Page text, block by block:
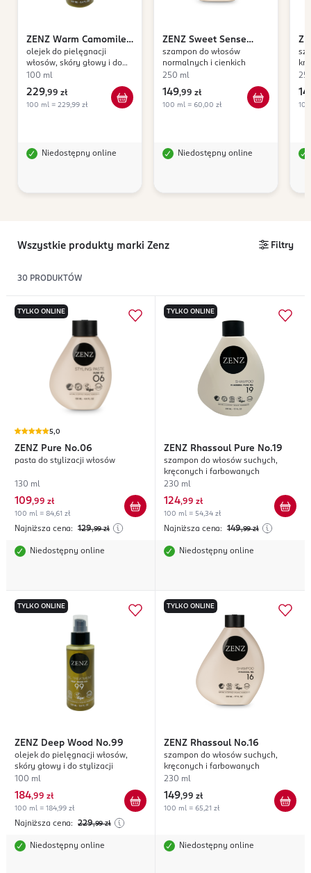
ZENZ Warm Camomile
No.98
olejek do pielęgnacji
włosów, skóry głowy i do
stylizacji
100 ml
229,99 zł
100 ml = 229,99 zł
Niedostępny online
ZENZ Sweet Sense
No.04
szampon do włosów
normalnych i cienkich
250 ml
149,99 zł
100 ml = 60,00 zł
Niedostępny online
Wszystkie produkty marki Zenz Filtry
30 PRODUKTÓW
TYLKO ONLINE
5,0
ZENZ Pure No.06
pasta do stylizacji włosów
130 ml
109,99 zł
100 ml = 84,61 zł
Najniższa cena: 129,99 zł
Niedostępny online
TYLKO ONLINE
ZENZ Rhassoul Pure No.19
szampon do włosów suchych,
kręconych i farbowanych
230 ml
124,99 zł
100 ml = 54,34 zł
Najniższa cena: 149,99 zł
Niedostępny online
TYLKO ONLINE
ZENZ Deep Wood No.99
olejek do pielęgnacji włosów,
skóry głowy i do stylizacji
100 ml
184,99 zł
100 ml = 184,99 zł
Najniższa cena: 229,99 zł
Niedostępny online
TYLKO ONLINE
ZENZ Rhassoul No.16
szampon do włosów suchych,
kręconych i farbowanych
230 ml
149,99 zł
100 ml = 65,21 zł
Niedostępny online